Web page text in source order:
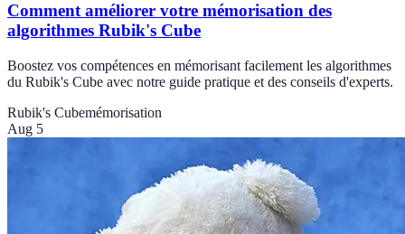
Comment améliorer votre mémorisation des
algorithmes Rubik's Cube
Boostez vos compétences en mémorisant facilement les algorithmes
du Rubik's Cube avec notre guide pratique et des conseils d'experts.
Rubik's Cubemémorisation
Aug 5